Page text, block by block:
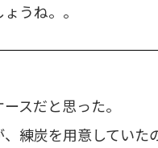
うね。。
スだと思った。
練炭を用意してい